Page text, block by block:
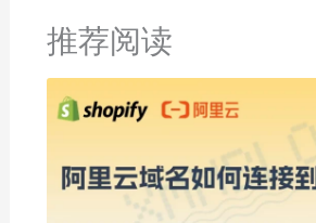
推荐阅读